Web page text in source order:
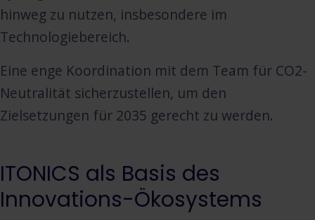
hinweg zu nutzen, insbesondere im
Technologiebereich.
Eine enge Koordination mit dem Team für CO2-
Neutralität sicherzustellen, um den
Zielsetzungen für 2035 gerecht zu werden.
ITONICS als Basis des
Innovations-Ökosystems